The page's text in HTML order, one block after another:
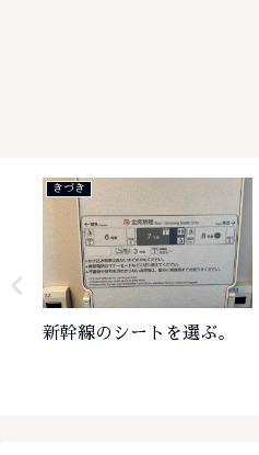
きづき
新幹線のシートを選ぶ。